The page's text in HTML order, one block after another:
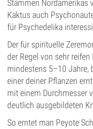
Stämmen Nordamerikas
Kaktus auch
für Psychedelika
Der für spirituelle
der Regel von sehr
mindestens 5–10 Jahre,
einer deiner Pflanzen
mit einem Durchmesser
deutlich ausgebildeten
So erntet man Peyote